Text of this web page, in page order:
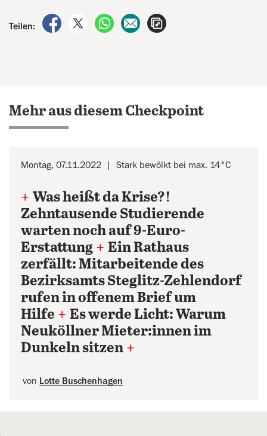
Teilen:
auf Facebook teilen
auf X teilenper WhatsApp teilen
per E-Mail teilen
Mehr aus diesem Checkpoint
Montag, 07.11.2022 Stark bewölkt bei max. 14°C
+ Was heißt da Krise?!
Zehntausende Studierende
warten noch auf 9-Euro-
Erstattung + Ein Rathaus
zerfällt: Mitarbeitende des
Bezirksamts Steglitz-Zehlendorf
rufen in offenem Brief um
Hilfe + Es werde Licht: Warum
Neuköllner Mieter:innen im
Dunkeln sitzen +
von Lotte Buschenhagen